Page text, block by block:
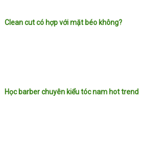
Clean cut có hợp với mặt béo không?
Học barber chuyên kiểu tóc nam hot trend